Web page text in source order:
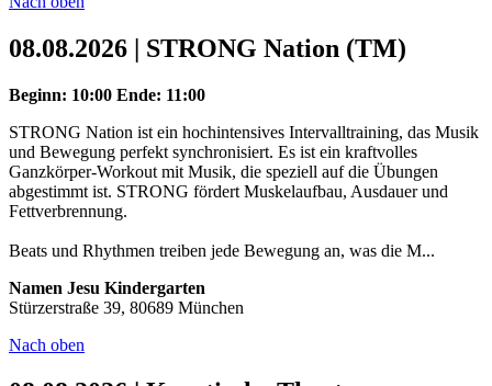
08.08.2026 | STRONG Nation (TM)
Beginn: 10:00 Ende: 11:00
STRONG Nation ist ein hochintensives Intervalltraining, das Musik
und Bewegung perfekt synchronisiert. Es ist ein kraftvolles
Ganzkörper-Workout mit Musik, die speziell auf die Übungen
abgestimmt ist. STRONG fördert Muskelaufbau, Ausdauer und
Fettverbrennung.
Beats und Rhythmen treiben jede Bewegung an, was die M...
Namen Jesu Kindergarten
Stürzerstraße 39, 80689 München
Nach oben